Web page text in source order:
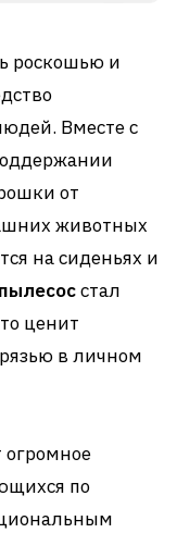
роскошью и
Вместе с
от
животных
на сиденьях и
стал
ценит
в личном
по